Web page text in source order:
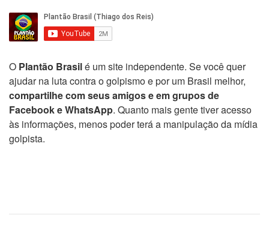
O Plantão Brasilé um site independente. Se você quer
ajudar na luta contra o golpismo e por um Brasil melhor,
compartilhe com seus amigos e em grupos de
Facebook e WhatsApp. Quanto mais gente tiver acesso
às informações, menos poder terá a manipulação da mídia
golpista.